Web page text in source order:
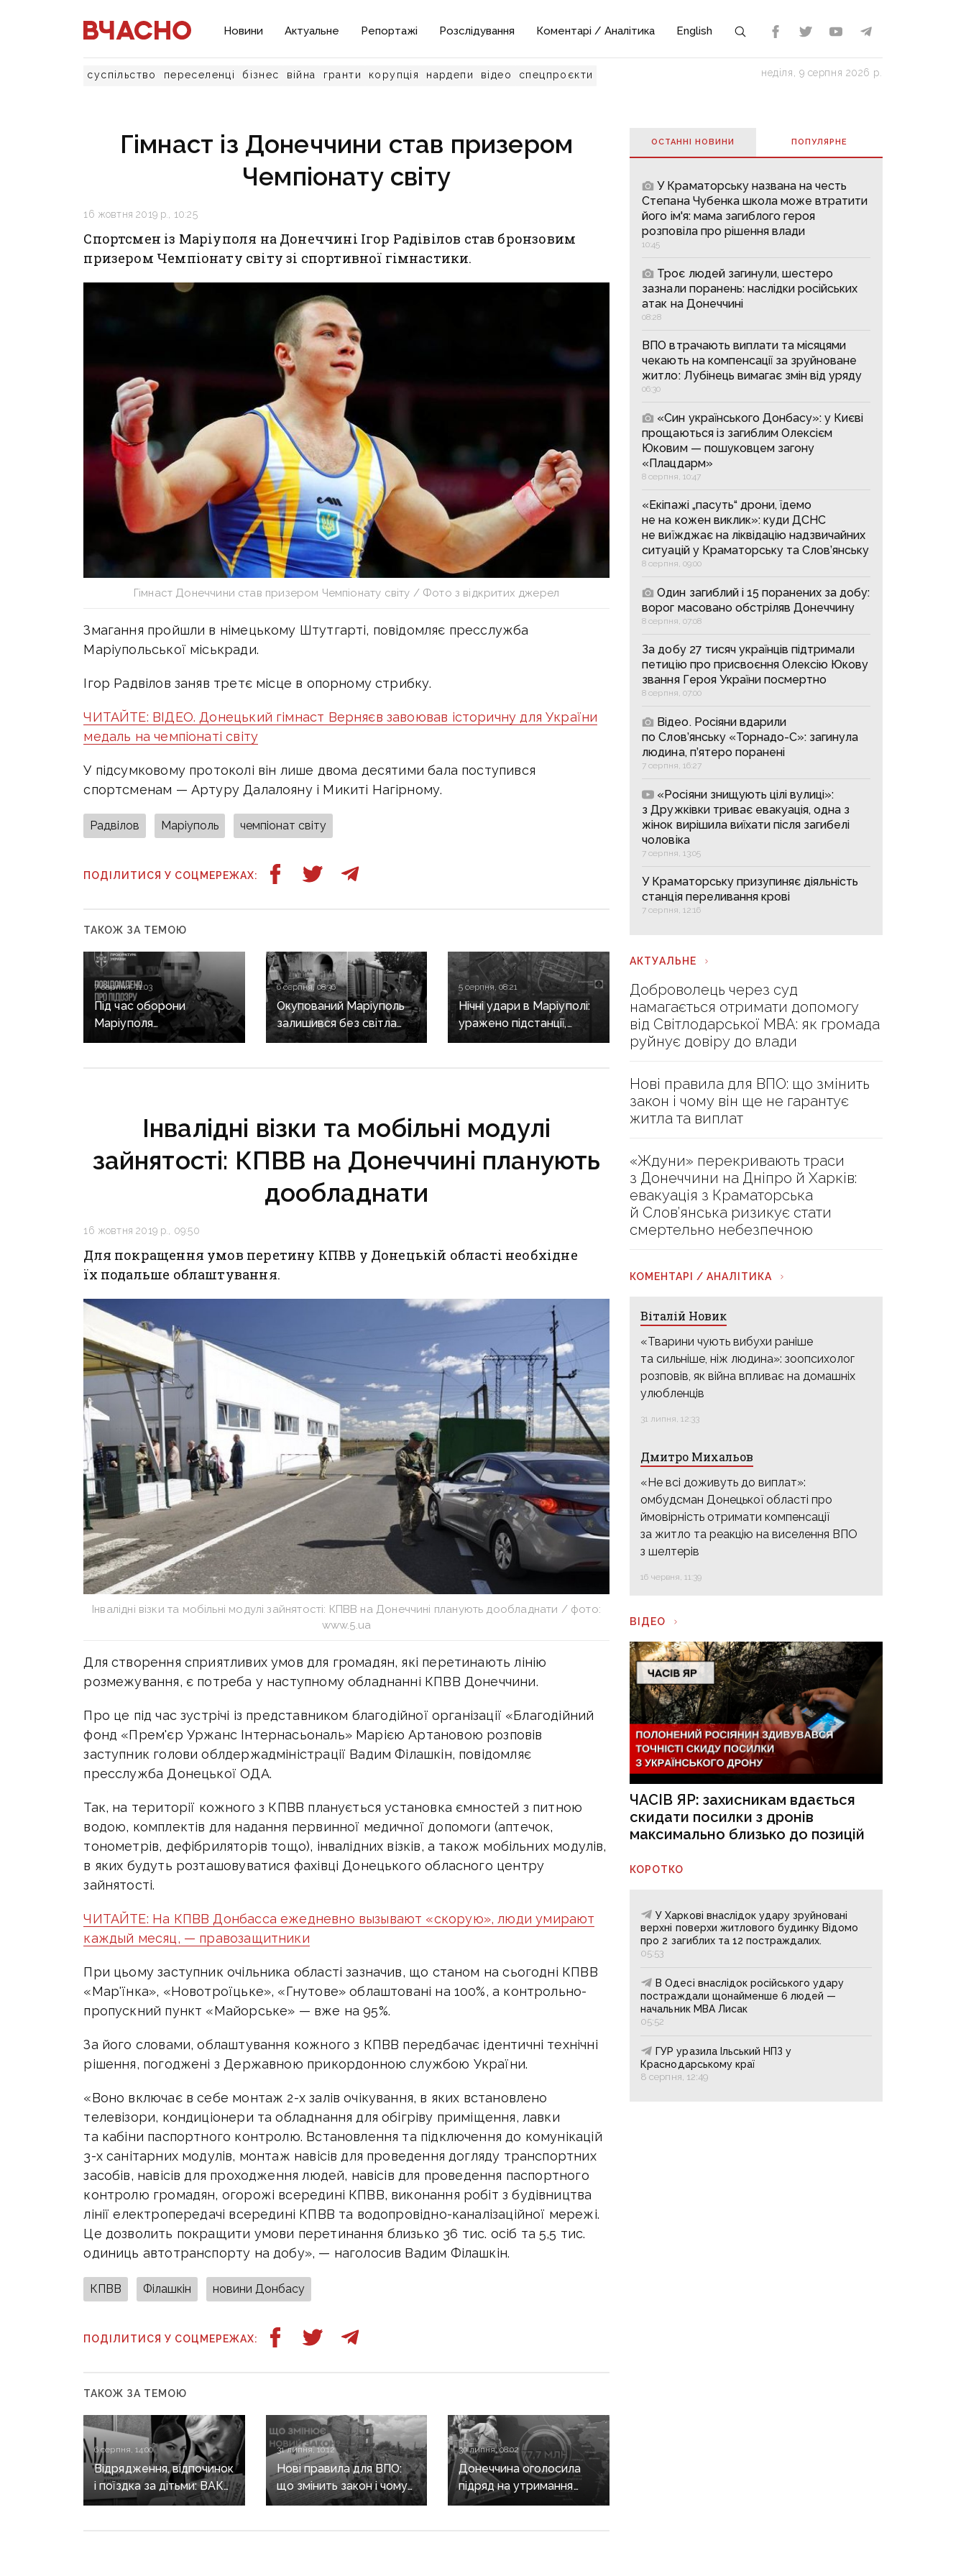
Новини Актуальне Репортажі Розслідування Коментарі / Аналітика English
суспільство переселенці бізнес війна гранти корупція нардепи відео спецпроєкти неділя, 9 серпня 2026 р.
Гімнаст із Донеччини став призером
Чемпіонату світу
16 жовтня 2019 р., 10:25
Спортсмен із Маріуполя на Донеччині Ігор Радівілов став бронзовим
призером Чемпіонату світу зі спортивної гімнастики.
Гімнаст Донеччини став призером Чемпіонату світу / Фото з відкритих джерел
Змагання пройшли в німецькому Штутгарті, повідомляє пресслужба
Маріупольської міськради.
Ігор Радвілов заняв третє місце в опорному стрибку.
ЧИТАЙТЕ: ВІДЕО. Донецький гімнаст Верняєв завоював історичну для України
медаль на чемпіонаті світу
У підсумковому протоколі він лише двома десятими бала поступився
спортсменам — Артуру Далалояну і Микиті Нагірному.
Радвілов Маріуполь чемпіонат світу
ПОДІЛИТИСЯ У СОЦМЕРЕЖАХ:
ТАКОЖ ЗА ТЕМОЮ
7 серпня, 11:03
Під час оборони
Маріуполя
дезертирував і
6 серпня, 08:36
Окупований Маріуполь
залишився без світла
та води після нічних
5 серпня, 08:21
Нічні удари в Маріуполі:
уражено підстанції,
місто залишилося без
Інвалідні візки та мобільні модулі
зайнятості: КПВВ на Донеччині планують
дообладнати
16 жовтня 2019 р., 09:50
Для покращення умов перетину КПВВ у Донецькій області необхідне
їх подальше облаштування.
Інвалідні візки та мобільні модулі зайнятості: КПВВ на Донеччині планують дообладнати / фото:
www.5.ua
Для створення сприятливих умов для громадян, які перетинають лінію
розмежування, є потреба у наступному обладнанні КПВВ Донеччини.
Про це під час зустрічі із представником благодійної організації «Благодійний
фонд «Прем'єр Уржанс Інтернасьональ» Марією Артановою розповів
заступник голови облдержадміністрації Вадим Філашкін, повідомляє
пресслужба Донецької ОДА.
Так, на території кожного з КПВВ планується установка ємностей з питною
водою, комплектів для надання первинної медичної допомоги (аптечок,
тонометрів, дефібриляторів тощо), інвалідних візків, а також мобільних модулів,
в яких будуть розташовуватися фахівці Донецького обласного центру
зайнятості.
ЧИТАЙТЕ: На КПВВ Донбасса ежедневно вызывают «скорую», люди умирают
каждый месяц, — правозащитники
При цьому заступник очільника області зазначив, що станом на сьогодні КПВВ
«Мар'їнка», «Новотроїцьке», «Гнутове» облаштовані на 100%, а контрольно-
пропускний пункт «Майорське» — вже на 95%.
За його словами, облаштування кожного з КПВВ передбачає ідентичні технічні
рішення, погоджені з Державною прикордонною службою України.
«Воно включає в себе монтаж 2-х залів очікування, в яких встановлено
телевізори, кондиціонери та обладнання для обігріву приміщення, лавки
та кабіни паспортного контролю. Встановлення та підключення до комунікацій
3-х санітарних модулів, монтаж навісів для проведення догляду транспортних
засобів, навісів для проходження людей, навісів для проведення паспортного
контролю громадян, огорожі всередині КПВВ, виконання робіт з будівництва
лінії електропередачі всередині КПВВ та водопровідно-каналізаційної мережі.
Це дозволить покращити умови перетинання близько 36 тис. осіб та 5,5 тис.
одиниць автотранспорту на добу», — наголосив Вадим Філашкін.
КПВВ Філашкін новини Донбасу
ПОДІЛИТИСЯ У СОЦМЕРЕЖАХ:
ТАКОЖ ЗА ТЕМОЮ
6 серпня, 14:00
Відрядження, відпочинок
і поїздка за дітьми: ВАКС
знову відмовив
31 липня, 10:12
Нові правила для ВПО:
що змінить закон і чому
він ще не гарантує
30 липня, 08:02
Донеччина оголосила
підряд на утримання
дороги
ОСТАННІ НОВИНИ ПОПУЛЯРНE
У Краматорську названа на честь
Степана Чубенка школа може втратити
його ім'я: мама загиблого героя
розповіла про рішення влади
10:45
Троє людей загинули, шестеро
зазнали поранень: наслідки російських
атак на Донеччині
08:28
ВПО втрачають виплати та місяцями
чекають на компенсації за зруйноване
житло: Лубінець вимагає змін від уряду
06:30
«Син українського Донбасу»: у Києві
прощаються із загиблим Олексієм
Юковим — пошуковцем загону
«Плацдарм»
8 серпня, 10:47
«Екіпажі „пасуть“ дрони, їдемо
не на кожен виклик»: куди ДСНС
не виїжджає на ліквідацію надзвичайних
ситуацій у Краматорську та Слов’янську
8 серпня, 09:00
Один загиблий і 15 поранених за добу:
ворог масовано обстріляв Донеччину
8 серпня, 07:08
За добу 27 тисяч українців підтримали
петицію про присвоєння Олексію Юкову
звання Героя України посмертно
8 серпня, 07:00
Відео. Росіяни вдарили
по Слов’янську «Торнадо-С»: загинула
людина, п’ятеро поранені
7 серпня, 16:27
«Росіяни знищують цілі вулиці»:
з Дружківки триває евакуація, одна з
жінок вирішила виїхати після загибелі
чоловіка
7 серпня, 13:05
У Краматорську призупиняє діяльність
станція переливання крові
7 серпня, 12:16
АКТУАЛЬНЕ
Доброволець через суд
намагається отримати допомогу
від Світлодарської МВА: як громада
руйнує довіру до влади
Нові правила для ВПО: що змінить
закон і чому він ще не гарантує
житла та виплат
«Ждуни» перекривають траси
з Донеччини на Дніпро й Харків:
евакуація з Краматорська
й Слов’янська ризикує стати
смертельно небезпечною
КОМЕНТАРІ / АНАЛІТИКА
Віталій Новик
«Тварини чують вибухи раніше
та сильніше, ніж людина»: зоопсихолог
розповів, як війна впливає на домашніх
улюбленців
31 липня, 12:33
Дмитро Михальов
«Не всі доживуть до виплат»:
омбудсман Донецької області про
ймовірність отримати компенсації
за житло та реакцію на виселення ВПО
з шелтерів
16 червня, 11:39
ВІДЕО
ЧАСІВ ЯР: захисникам вдається
скидати посилки з дронів
максимально близько до позицій
КОРОТКО
У Харкові внаслідок удару зруйновані
верхні поверхи житлового будинку Відомо
про 2 загиблих та 12 постраждалих.
05:53
В Одесі внаслідок російського удару
постраждали щонайменше 6 людей —
начальник МВА Лисак
05:52
ГУР уразила Ільський НПЗ у
Краснодарському краї
8 серпня, 12:49